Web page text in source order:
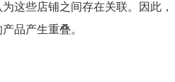
这些店铺之间存在关联。因此，
品产生重叠。